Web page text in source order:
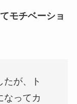
モチベーショ
たが、ト
なってカ